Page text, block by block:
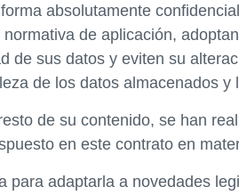
absolutamente
de aplicación,
de sus datos y eviten su
de los datos almacenados
de su contenido, se han
en este contrato en
adaptarla a novedades